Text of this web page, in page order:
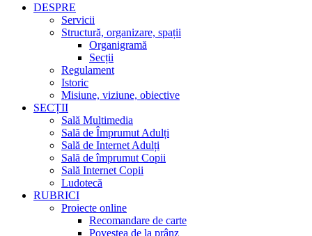
DESPRE
Servicii
Structură, organizare, spații
Organigramă
Secții
Regulament
Istoric
Misiune, viziune, obiective
SECȚII
Sală Multimedia
Sală de Împrumut Adulți
Sală de Internet Adulți
Sală de împrumut Copii
Sală Internet Copii
Ludotecă
RUBRICI
Proiecte online
Recomandare de carte
Povestea de la prânz